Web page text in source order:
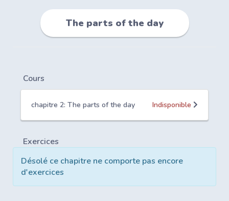
The parts of the day
Cours
chapitre 2: The parts of the day Indisponible
Exercices
Désolé ce chapitre ne comporte pas encore
d'exercices